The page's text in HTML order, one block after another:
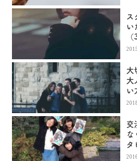
ス
い
大
大
い
交
な
タ